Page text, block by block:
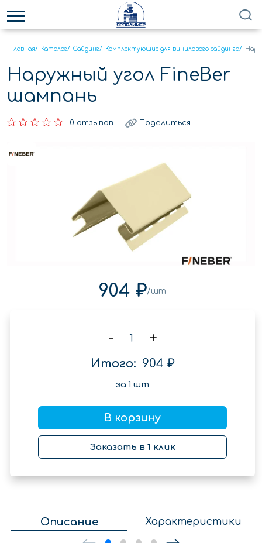
Главная/ Каталог/ Сайдинг/ Комплектующие для винилового сайдинга/
Наружный угол FineBer
шампань
0 отзывов Поделиться
904 ₽/шт
- +
Итого: 904 ₽
за 1 шт
В корзину
Заказать в 1 клик
Описание Характеристики